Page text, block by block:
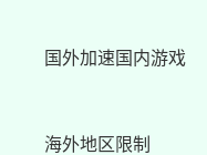
国外加速国内游戏
海外地区限制